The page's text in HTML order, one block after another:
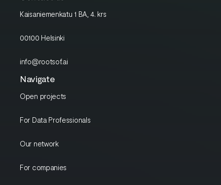
Kaisaniemenkatu 1 BA, 4. krs
00100 Helsinki
info@rootsof.ai
Navigate
Open projects
For Data Professionals
Our network
For companies